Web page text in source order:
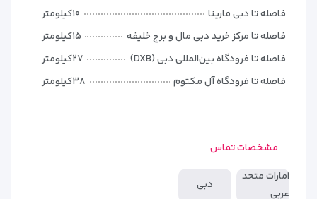
فاصله تا دبی مارینا
۱۰کیلومتر
فاصله تا مرکز خرید دبی مال و برج خلیفه
۱۵کیلومتر
فاصله تا فرودگاه بین‌المللی دبی (DXB)
۲۷کیلومتر
فاصله تا فرودگاه آل مکتوم
۳۸کیلومتر
مشخصات تماس
امارات متحد
عربی
دبی